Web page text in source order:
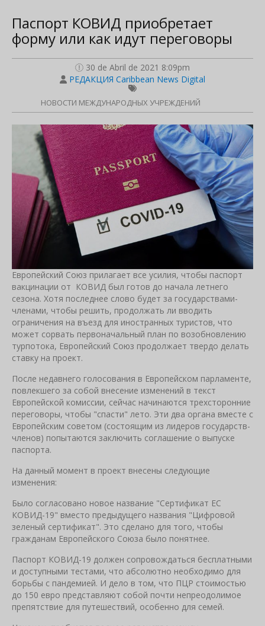
Паспорт КОВИД приобретает
форму или как идут переговоры
30 de Abril de 2021 8:09pm
РЕДАКЦИЯ Caribbean News Digital
НОВОСТИ МЕЖДУНАРОДНЫХ УЧРЕЖДЕНИЙ
Европейский Союз прилагает все усилия, чтобы паспорт
вакцинации от КОВИД был готов до начала летнего
сезона. Хотя последнее слово будет за государствами-
членами, чтобы решить, продолжать ли вводить
ограничения на въезд для иностранных туристов, что
может сорвать первоначальный план по возобновлению
турпотока, Европейский Союз продолжает твердо делать
ставку на проект.
После недавнего голосования в Европейском парламенте,
повлекшего за собой внесение изменений в текст
Европейской комиссии, сейчас начинаются трехсторонние
переговоры, чтобы "спасти" лето. Эти два органа вместе с
Европейским советом (состоящим из лидеров государств-
членов) попытаются заключить соглашение о выпуске
паспорта.
На данный момент в проект внесены следующие
изменения:
Было согласовано новое название "Сертификат ЕС
КОВИД-19" вместо предыдущего названия "Цифровой
зеленый сертификат". Это сделано для того, чтобы
гражданам Европейского Союза было понятнее.
Паспорт КОВИД-19 должен сопровождаться бесплатными
и доступными тестами, что абсолютно необходимо для
борьбы с пандемией. И дело в том, что ПЦР стоимостью
до 150 евро представляют собой почти непреодолимое
препятствие для путешествий, особенно для семей.